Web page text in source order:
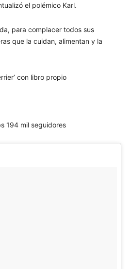
el polémico Karl.
para complacer todos sus
que la cuidan, alimentan y la
con libro propio
194 mil seguidores